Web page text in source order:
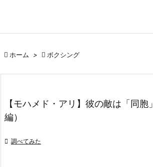
 ホーム >  ボクシング
【モハメド・アリ】彼の敵は「同胞
編）
 調べてみた